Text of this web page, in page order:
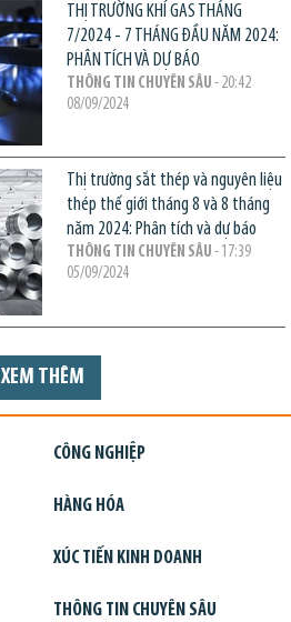
THỊ TRƯỜNG KHÍ GAS THÁNG
7/2024 - 7 THÁNG ĐẦU NĂM 2024:
PHÂN TÍCH VÀ DỰ BÁO
THÔNG TIN CHUYÊN SÂU - 20:42
08/09/2024
Thị trường sắt thép và nguyên liệu
thép thế giới tháng 8 và 8 tháng
năm 2024: Phân tích và dự báo
THÔNG TIN CHUYÊN SÂU - 17:39
05/09/2024
XEM THÊM
CÔNG NGHIỆP
HÀNG HÓA
XÚC TIẾN KINH DOANH
THÔNG TIN CHUYÊN SÂU